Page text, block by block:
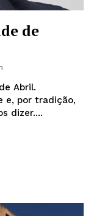
de
Abril.
e, por tradição,
dizer....